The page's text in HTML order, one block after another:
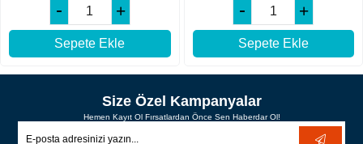
Sepete Ekle Sepete Ekle
Size Özel Kampanyalar
Hemen Kayıt Ol Fırsatlardan Önce Sen Haberdar Ol!